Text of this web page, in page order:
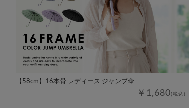
【58cm】16本骨 レディース ジャンプ傘
￥1,680(税込)